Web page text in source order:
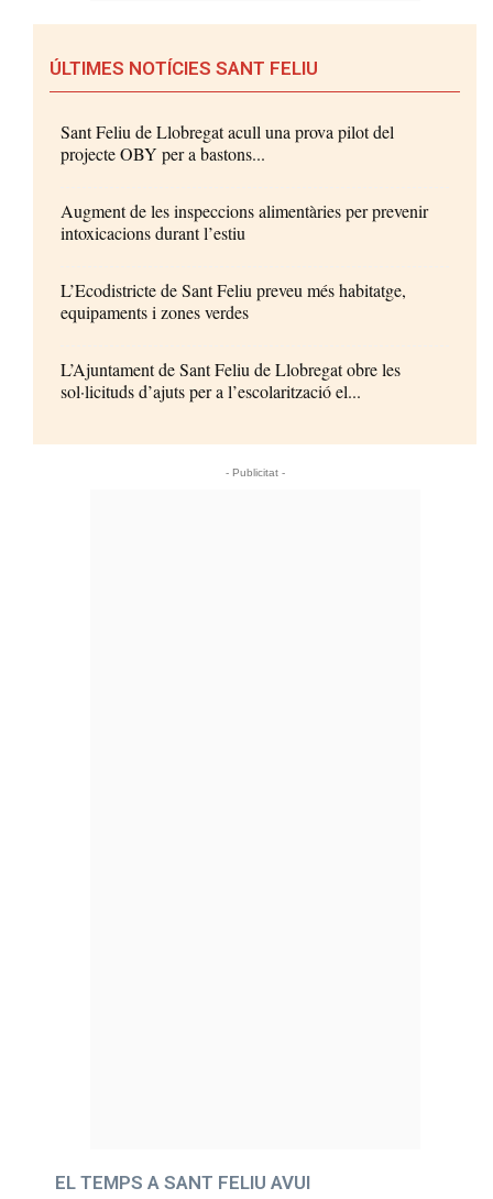
ÚLTIMES NOTÍCIES SANT FELIU
Sant Feliu de Llobregat acull una prova pilot del
projecte OBY per a bastons...
Augment de les inspeccions alimentàries per prevenir
intoxicacions durant l’estiu
L’Ecodistricte de Sant Feliu preveu més habitatge,
equipaments i zones verdes
L’Ajuntament de Sant Feliu de Llobregat obre les
sol·licituds d’ajuts per a l’escolarització el...
- Publicitat -
EL TEMPS A SANT FELIU AVUI